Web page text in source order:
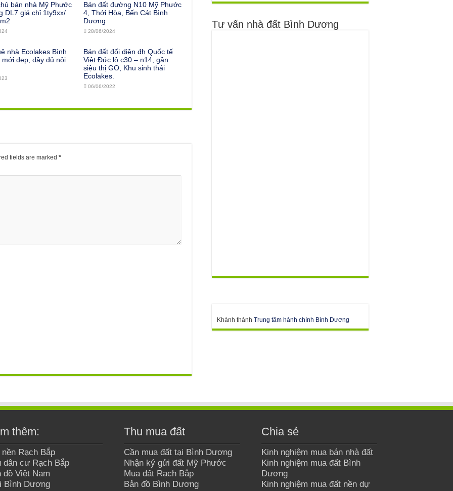
bán nhà Mỹ Phước
DL7 giá chỉ 1ty9xx/
Bán đất đường N10 Mỹ Phước
4, Thới Hòa, Bến Cát Bình
Dương
28/06/2024
nhà Ecolakes Bình
mới đẹp, đầy đủ nội
Bán đất đối diện đh Quốc tế
Việt Đức lô c30 – n14, gần
siệu thị GO, Khu sinh thái
Ecolakes.
06/06/2022
fields are marked *
Tư vấn nhà đất Bình Dương
Khánh thành Trung tâm hành chính Bình Dương
thêm:
Rạch Bắp
dân cư Rạch Bắp
đồ Việt Nam
Bình Dương
Thu mua đất
Cần mua đất tại Bình Dương
Nhận ký gửi đất Mỹ Phước
Mua đất Rạch Bắp
Bản đồ Bình Dương
Chia sẻ
Kinh nghiệm mua bán nhà đất
Kinh nghiệm mua đất Bình
Dương
Kinh nghiệm mua đất nền dự